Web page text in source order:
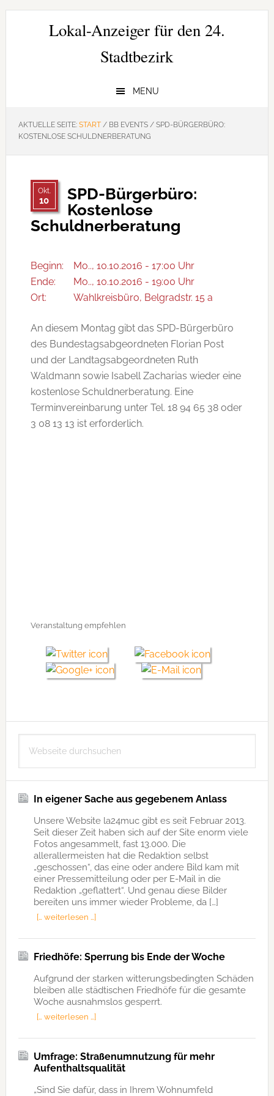
Zur
Hauptnavigation
Zum
Zur
SeitenspalteLokal-Anzeiger für den 24.
Stadtbezirk
MENU
AKTUELLE SEITE: START /BB EVENTS /SPD-BÜRGERBÜRO:
KOSTENLOSE SCHULDNERBERATUNG
Okt.
10
SPD-Bürgerbüro:
Kostenlose
Schuldnerberatung
Beginn:
Mo.., 10.10.2016 - 17:00 Uhr
Ende:
Mo.., 10.10.2016 - 19:00 Uhr
Ort:
Wahlkreisbüro, Belgradstr. 15 a
An diesem Montag gibt das SPD-Bürgerbüro
des Bundestagsabgeordneten Florian Post
und der Landtagsabgeordneten Ruth
Waldmann sowie Isabell Zacharias wieder eine
kostenlose Schuldnerberatung. Eine
Terminvereinbarung unter Tel. 18 94 65 38 oder
3 08 13 13 ist erforderlich.
Veranstaltung empfehlen
Seitenspalte
durchsuchen
In eigener Sache aus gegebenem Anlass
Unsere Website la24muc gibt es seit Februar 2013.
Seit dieser Zeit haben sich auf der Site enorm viele
Fotos angesammelt, fast 13.000. Die
allerallermeisten hat die Redaktion selbst
„geschossen“, das eine oder andere Bild kam mit
einer Pressemitteilung oder per E-Mail in die
Redaktion „geflattert“. Und genau diese Bilder
bereiten uns immer wieder Probleme, da […]
[… weiterlesen …]
Friedhöfe: Sperrung bis Ende der Woche
Aufgrund der starken witterungsbedingten Schäden
bleiben alle städtischen Friedhöfe für die gesamte
Woche ausnahmslos gesperrt.
[… weiterlesen …]
Umfrage: Straßenumnutzung für mehr
Aufenthaltsqualität
„Sind Sie dafür, dass in Ihrem Wohnumfeld